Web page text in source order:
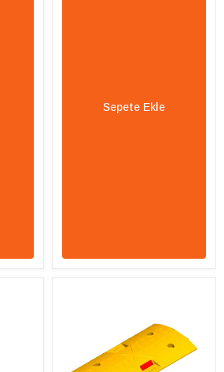
Sepete Ekle